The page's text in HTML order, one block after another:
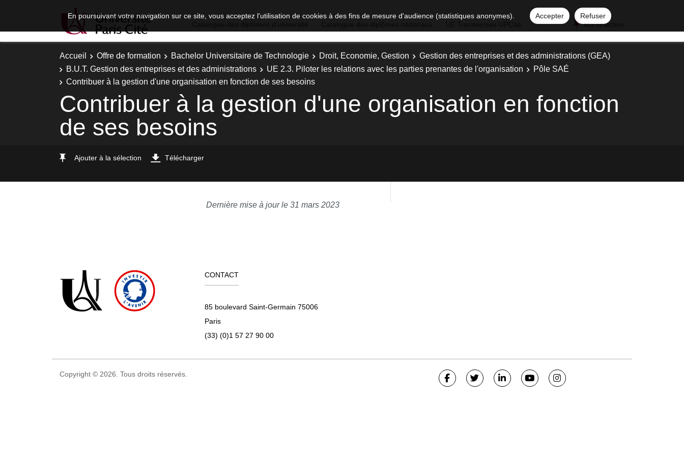
En poursuivant votre navigation sur ce site, vous acceptez l'utilisation de cookies à des fins de mesure d'audience (statistiques anonymes). Accepter
Refuser
Ma sélection
Accueil Offre de formation Bachelor Universitaire de Technologie Droit, Economie, Gestion
Gestion des entreprises et des administrations (GEA)
B.U.T. Gestion des entreprises et des administrations
UE 2.3. Piloter les relations avec les parties prenantes de l'organisation
Pôle SAÉ
Contribuer à la gestion d'une organisation en fonction de ses besoins
Contribuer à la gestion d'une organisation en fonction
de ses besoins
Ajouter à la sélection Télécharger
Dernière mise à jour le 31 mars 2023
CONTACT
85 boulevard Saint-Germain 75006
Paris
(33) (0)1 57 27 90 00
Copyright © 2026. Tous droits réservés.